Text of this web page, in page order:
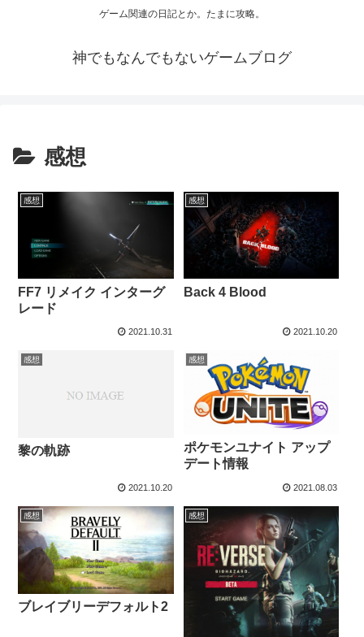
ゲーム関連の日記とか。たまに攻略。
神でもなんでもないゲームブログ
感想
感想
FF7 リメイク インターグ
レード
2021.10.31
感想
Back 4 Blood
2021.10.20
感想
黎の軌跡
2021.10.20
感想
ポケモンユナイト アップ
デート情報
2021.08.03
感想
ブレイブリーデフォルト2
感想